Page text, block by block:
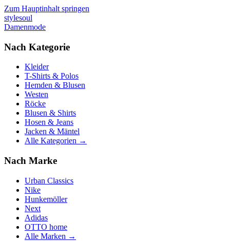
Zum Hauptinhalt springen
stylesoul
Damenmode
Nach Kategorie
Kleider
T-Shirts & Polos
Hemden & Blusen
Westen
Röcke
Blusen & Shirts
Hosen & Jeans
Jacken & Mäntel
Alle Kategorien →
Nach Marke
Urban Classics
Nike
Hunkemöller
Next
Adidas
OTTO home
Alle Marken →